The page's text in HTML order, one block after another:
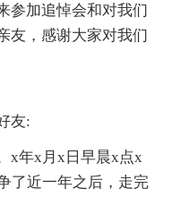
参加追悼会和对我们
友，感谢大家对我们
友:
x年x月x日早晨x点x
了近一年之后，走完